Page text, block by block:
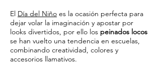
El Día del Niño es la ocasión perfecta para
dejar volar la imaginación y apostar por
looks divertidos, por ello los peinados locos
se han vuelto una tendencia en escuelas,
combinando creatividad, colores y
accesorios llamativos.